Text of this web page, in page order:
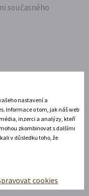
současného
hvězd na
nastavení a
Informace o tom, jak náš web
inzerci a analýzy, kteří
zkombinovat s dalšími
v důsledku toho, že
cookies